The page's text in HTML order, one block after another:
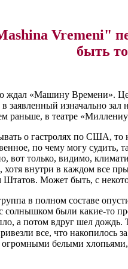
Vremeni"
быть
ждал «Машину Времени».
заявленный изначально
раньше, в театре
о гастролях по США, то
по чему могу судить,
вот только, видимо,
внутри в каждом все
Штатов. Может быть, с
в полном составе
солнышком были какие-то
а потом вдруг шел
все, что накопилось
огромными белыми